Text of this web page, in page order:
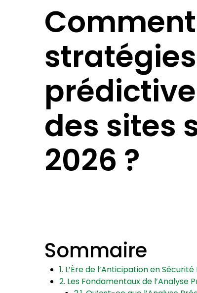
des sites
2026 ?
Sommaire
1. L’Ère de l’Anticipation en
2. Les Fondamentaux de